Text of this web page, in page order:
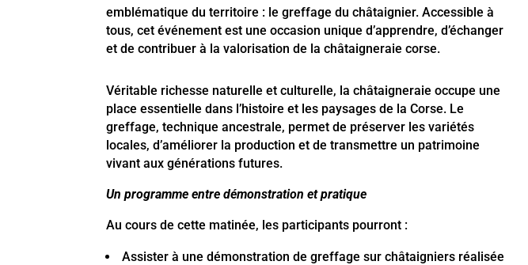
emblématique du territoire : le greffage du châtaignier. Accessible à
tous, cet événement est une occasion unique d’apprendre, d’échanger
et de contribuer à la valorisation de la châtaigneraie corse.
Véritable richesse naturelle et culturelle, la châtaigneraie occupe une
place essentielle dans l’histoire et les paysages de la Corse. Le
greffage, technique ancestrale, permet de préserver les variétés
locales, d’améliorer la production et de transmettre un patrimoine
vivant aux générations futures.
Un programme entre démonstration et pratique
Au cours de cette matinée, les participants pourront :
Assister à une démonstration de greffage sur châtaigniers réalisée